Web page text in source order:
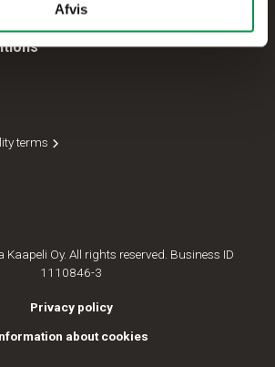
Afvis
terms
Oy. All rights reserved. Business ID
1110846-3
Privacy policy
about cookies